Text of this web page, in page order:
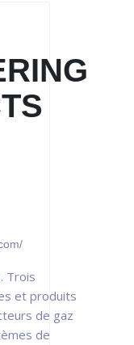
Trois
et produits
de gaz
de